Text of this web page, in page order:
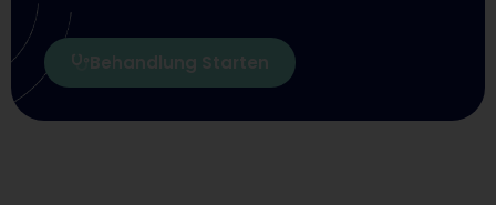
Behandlung Starten